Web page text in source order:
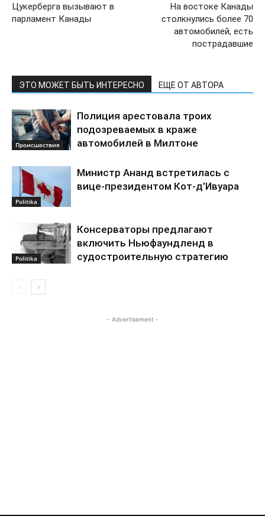
Цукерберга вызывают в
парламент Канады
На востоке Канады
столкнулись более 70
автомобилей, есть
пострадавшие
ЭТО МОЖЕТ БЫТЬ ИНТЕРЕСНО ЕЩЕ ОТ АВТОРА
Происшествия
Полиция арестовала троих
подозреваемых в краже
автомобилей в Милтоне
Politika
Министр Ананд встретилась с
вице-президентом Кот-д’Ивуара
Politika
Консерваторы предлагают
включить Ньюфаундленд в
судостроительную стратегию
- Advertisement -